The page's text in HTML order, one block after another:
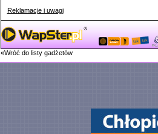
Reklamacje i uwagi
«Wróć do listy gadżetów